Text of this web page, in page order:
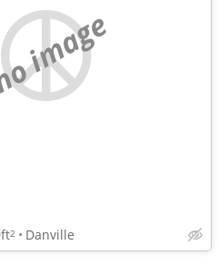
image
2 Danville